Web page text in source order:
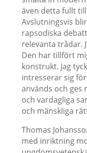
även detta fullt
Avslutningsvis
rapsodiska
relevanta trådar.
Den har tillfört
konstrukt. Jag
intresserar sig
används och ges
och vardagliga
och mänskliga
Thomas
med inriktning